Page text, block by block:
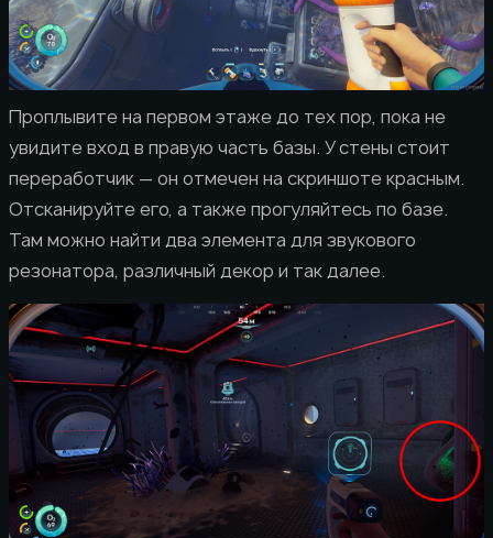
Проплывите на первом этаже до тех пор, пока не
увидите вход в правую часть базы. У стены стоит
переработчик — он отмечен на скриншоте красным.
Отсканируйте его, а также прогуляйтесь по базе.
Там можно найти два элемента для звукового
резонатора, различный декор и так далее.